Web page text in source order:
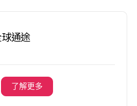
通途
了解更多